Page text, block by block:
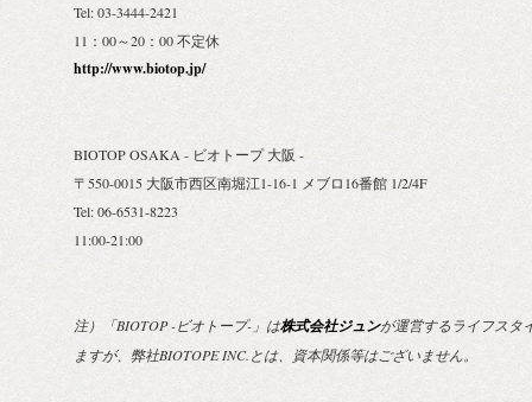
Tel: 03-3444-2421
11：00～20：00 不定休
http://www.biotop.jp/
BIOTOP OSAKA - ビオトープ 大阪 -
〒550-0015 大阪市西区南堀江1-16-1 メブロ16番館 1/2/4F
Tel: 06-6531-8223
11:00-21:00
注）「BIOTOP -ビオトープ-」は株式会社ジュンが運営するライフスタ
ますが、弊社BIOTOPE INC.とは、資本関係等はございません。